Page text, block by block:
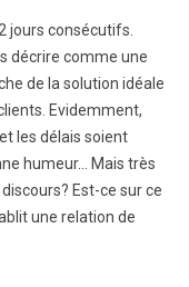
jours consécutifs.
décrire comme une
de la solution idéale
Evidemment,
les délais soient
humeur… Mais très
Est-ce sur ce
une relation de